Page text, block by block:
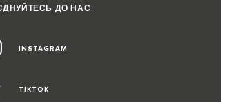
ДО НАС
INSTAGRAM
TIKTOK